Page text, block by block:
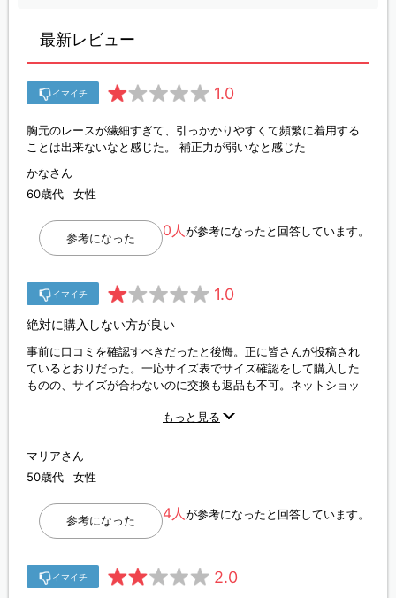
最新レビュー
イマイチ 1.0
胸元のレースが繊細すぎて、引っかかりやすくて頻繁に着用する
ことは出来ないなと感じた。 補正力が弱いなと感じた
かなさん
60歳代
女性
0人が参考になったと回答しています。
参考になった
イマイチ 1.0
絶対に購入しない方が良い
事前に口コミを確認すべきだったと後悔。正に皆さんが投稿され
ているとおりだった。一応サイズ表でサイズ確認をして購入した
ものの、サイズが合わないのに交換も返品も不可。ネットショッ
換可にすべきでしょう。現状では新品のまま捨てるしかない。お
ショッピングでは買わないし、周囲にもこのサイトでの購入は絶
対にオススメしない。
もっと見る
マリアさん
50歳代
女性
4人 が参考になったと回答しています。
参考になった
イマイチ 2.0